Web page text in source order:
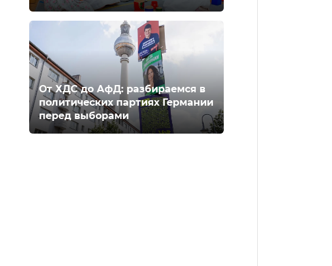
От ХДС до АфД: разбираемся в
политических партиях Германии
перед выборами